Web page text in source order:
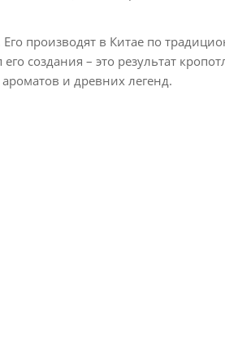
производят в Китае по
создания – это результат
и древних легенд.